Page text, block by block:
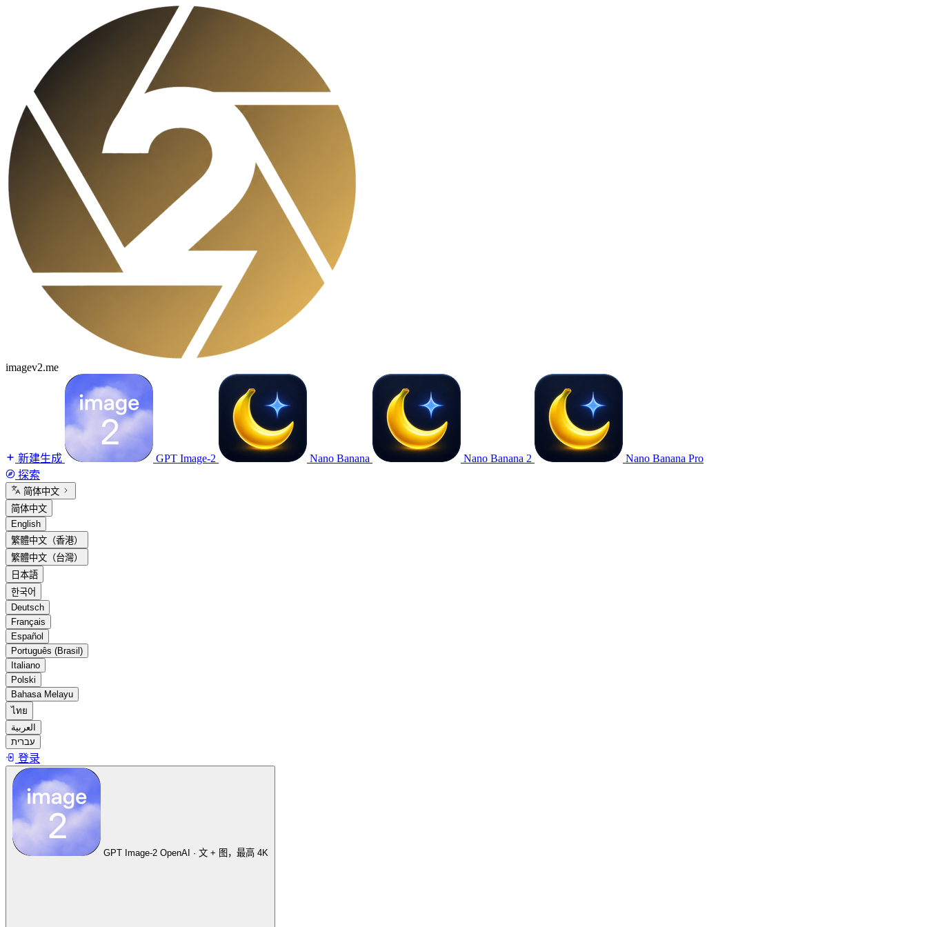
imagev2.me
新建生成 GPT Image-2 Nano Banana Nano Banana 2
Nano Banana Pro
探索
简体中文
简体中文
English
繁體中文（香港）
繁體中文（台灣）
日本語
한국어
Deutsch
Français
Español
Português (Brasil)
Italiano
Polski
Bahasa Melayu
ไทย
العربية
עברית
登录
GPT Image-2 OpenAI · 文 + 图，最高 4K